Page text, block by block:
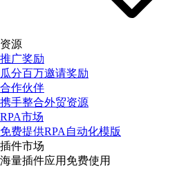
资源
推广奖励
瓜分百万邀请奖励
合作伙伴
携手整合外贸资源
RPA市场
免费提供RPA自动化模版
插件市场
海量插件应用免费使用